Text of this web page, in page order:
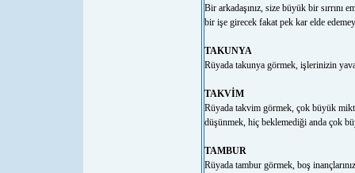
Bir arkadaşınız, size büyük bir sırrını
bir işe girecek fakat pek kar elde
TAKUNYA
Rüyada takunya görmek, işlerinizin
TAKVİM
Rüyada takvim görmek, çok büyük
düşünmek, hiç beklemediği anda çok
TAMBUR
Rüyada tambur görmek, boş